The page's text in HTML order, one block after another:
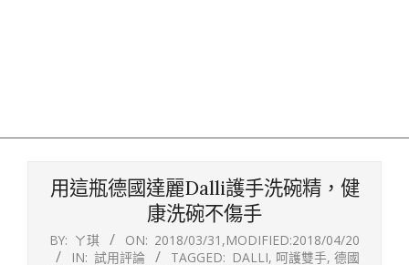
用這瓶德國達麗Dalli護手洗碗精，健
康洗碗不傷手
BY: ㄚ琪 ON: 2018/03/31 ,MODIFIED:2018/04/20
IN: 試用評論 TAGGED: DALLI, 呵護雙手, 德國